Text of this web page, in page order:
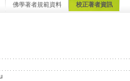
佛學著者規範資料 校正著者資訊